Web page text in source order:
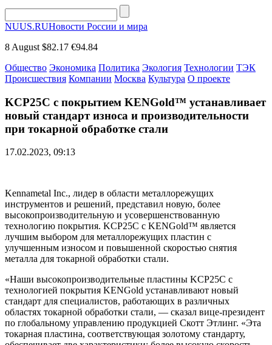
NUUS.RUНовости России и мира
8 August $82.17 €94.84
Общество Экономика Политика Экология Технологии ТЭК
Происшествия Компании Москва Культура О проекте
KCP25C с покрытием KENGold™ устанавливает
новый стандарт износа и производительности
при токарной обработке стали
17.02.2023, 09:13
Kennametal Inc., лидер в области металлорежущих
инструментов и решений, представил новую, более
высокопроизводительную и усовершенствованную
технологию покрытия. KCP25C с KENGold™ является
лучшим выбором для металлорежущих пластин с
улучшенным износом и повышенной скоростью снятия
металла для токарной обработки стали.
«Наши высокопроизводительные пластины KCP25C с
технологией покрытия KENGold устанавливают новый
стандарт для специалистов, работающих в различных
областях токарной обработки стали, — сказал вице-президент
по глобальному управлению продукцией Скотт Этлинг. «Эта
токарная пластина, соответствующая золотому стандарту,